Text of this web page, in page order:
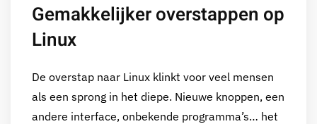
Gemakkelijker overstappen op
Linux
De overstap naar Linux klinkt voor veel mensen
als een sprong in het diepe. Nieuwe knoppen, een
andere interface, onbekende programma’s… het